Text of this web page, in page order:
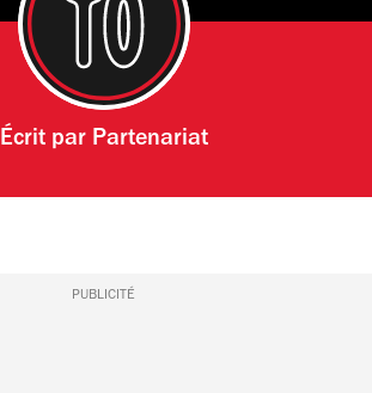
Écrit par Partenariat
PUBLICITÉ